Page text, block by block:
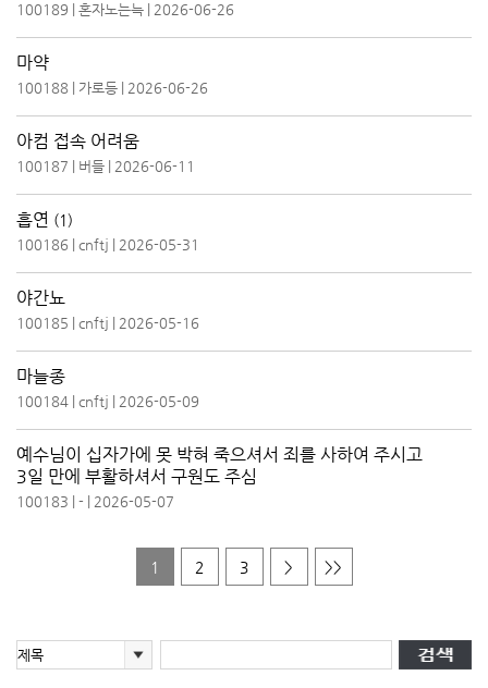
100189 혼자노는늑 2026-06-26
마약
100188 가로등 2026-06-26
아컴 접속 어려움
100187 버들 2026-06-11
흡연 (1)
100186 cnftj 2026-05-31
야간뇨
100185 cnftj 2026-05-16
마늘종
100184 cnftj 2026-05-09
예수님이 십자가에 못 박혀 죽으셔서 죄를 사하여 주시고
3일 만에 부활하셔서 구원도 주심
100183 - 2026-05-07
1 2 3 > >>